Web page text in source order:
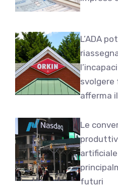
L’ADA
svolgere
afferma
Le
futuri